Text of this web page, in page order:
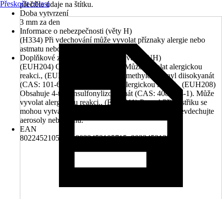
přečtěte údaje na štítku.
Doba vytvrzení
3 mm za den
Informace o nebezpečnosti (věty H)
(H334) Při vdechování může vyvolat příznaky alergie nebo
astmatu nebo dýchací potíže.
Doplňkové znaky nebezpečnosti (věty EUH)
(EUH204) Obsahuje isokyanáty. Může vyvolat alergickou
reakci., (EUH208) Obsahuje 4,4'-methylendifenyl diisokyanát
(CAS: 101-68-8). Může vyvolat alergickou reakci., (EUH208)
Obsahuje 4-toluensulfonylizokyanát (CAS: 4083-64-1). Může
vyvolat alergickou reakci., (EUH211) Pozor! Při postřiku se
mohou vytvářet nebezpečné respirabilní kapičky. Nevdechujte
aerosoly nebo mlhu.
EAN
8022452105708, 8022452105715, 8022452123382
Přeskočit oblast